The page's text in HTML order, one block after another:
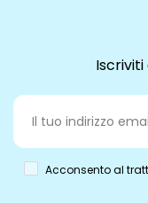
Acconsento al